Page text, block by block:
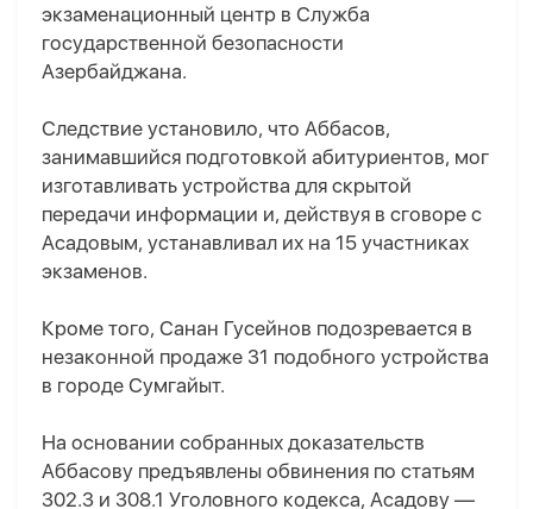
экзаменационный центр в Служба
государственной безопасности
Азербайджана.
Следствие установило, что Аббасов,
занимавшийся подготовкой абитуриентов, мог
изготавливать устройства для скрытой
передачи информации и, действуя в сговоре с
Асадовым, устанавливал их на 15 участниках
экзаменов.
Кроме того, Санан Гусейнов подозревается в
незаконной продаже 31 подобного устройства
в городе Сумгайыт.
На основании собранных доказательств
Аббасову предъявлены обвинения по статьям
302.3 и 308.1 Уголовного кодекса, Асадову —